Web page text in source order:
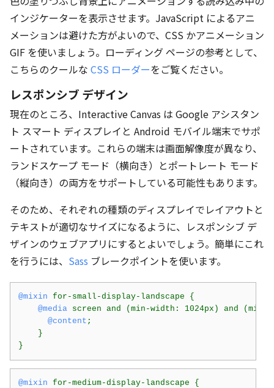
インジケーターを表示させます。JavaScript によるアニ
メーションは避けた方がよいので、CSS かアニメーション
GIF を使いましょう。ローディング ページの参考として、
こちらのクールな CSS ローダーをご覧ください。
レスポンシブ デザイン
現在のところ、Interactive Canvas は Google アシスタン
ト スマート ディスプレイと Android モバイル端末でサポ
ートされています。これらの端末は画面解像度が異なり、
ランドスケープ モード（横向き）とポートレート モード
（縦向き）の両方をサポートしている可能性もあります。
そのため、それぞれの種類のディスプレイでレイアウトと
テキストが適切なサイズになるように、レスポンシブ デ
ザインのウェブアプリにするとよいでしょう。簡単にこれ
を行うには、 Sass ブレークポイントを使います。
@mixin for-small-display-landscape {
@media screen and (min-width: 1024px) and (min-
@content ;
    }
}
@mixin for-medium-display-landscape {